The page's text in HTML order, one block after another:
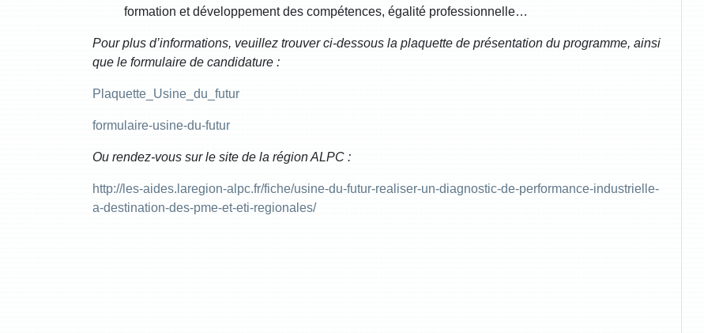
formation et développement des compétences, égalité professionnelle…
Pour plus d’informations, veuillez trouver ci-dessous la plaquette de présentation du programme, ainsi
que le formulaire de candidature :
Plaquette_Usine_du_futur
formulaire-usine-du-futur
Ou rendez-vous sur le site de la région ALPC :
http://les-aides.laregion-alpc.fr/fiche/usine-du-futur-realiser-un-diagnostic-de-performance-industrielle-
a-destination-des-pme-et-eti-regionales/